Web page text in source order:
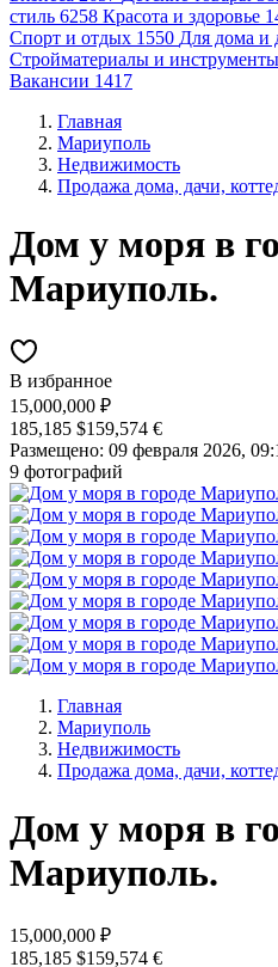
стиль 6258 Красота и здоровье
Спорт и отдых 1550 Для дома и
Стройматериалы и инструменты
Вакансии 1417
Главная
Мариуполь
Недвижимость
Продажа дома, дачи,
Дом у моря в
Мариуполь.
В избранное
15,000,000 ₽
185,185 $159,574 €
Размещено: 09 февраля 2026,
9 фотографий
Главная
Мариуполь
Недвижимость
Продажа дома, дачи,
Дом у моря в
Мариуполь.
15,000,000 ₽
185,185 $159,574 €